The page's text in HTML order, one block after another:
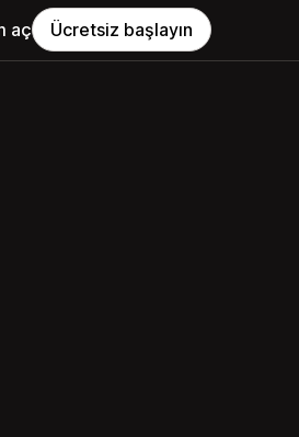
aç Ücretsiz başlayın